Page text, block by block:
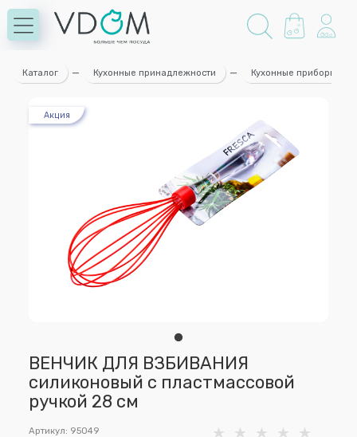
Каталог — Кухонные принадлежности — Кухонные приборы
Акция
ВЕНЧИК ДЛЯ ВЗБИВАНИЯ
силиконовый с пластмассовой
ручкой 28 см
Артикул: 95049